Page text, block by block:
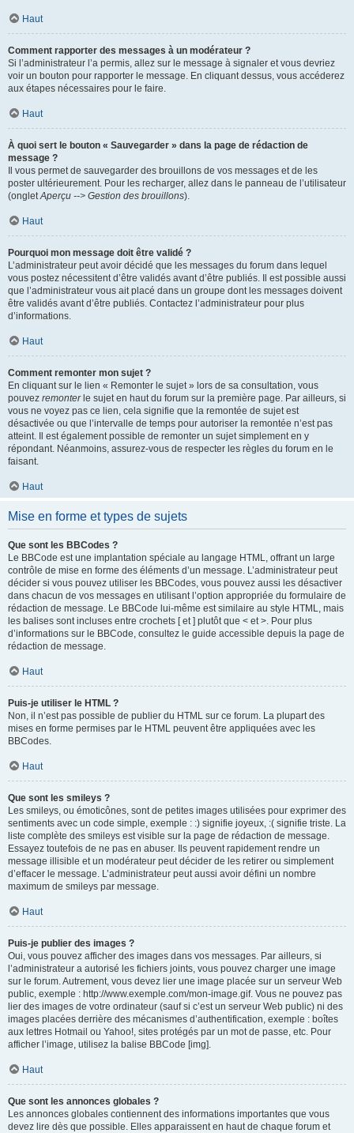
Haut
Comment rapporter des messages à un modérateur ?
Si l’administrateur l’a permis, allez sur le message à signaler et vous devriez
voir un bouton pour rapporter le message. En cliquant dessus, vous accéderez
aux étapes nécessaires pour le faire.
Haut
À quoi sert le bouton « Sauvegarder » dans la page de rédaction de
message ?
Il vous permet de sauvegarder des brouillons de vos messages et de les
poster ultérieurement. Pour les recharger, allez dans le panneau de l’utilisateur
(ongletAperçu --> Gestion des brouillons).
Haut
Pourquoi mon message doit être validé ?
L’administrateur peut avoir décidé que les messages du forum dans lequel
vous postez nécessitent d’être validés avant d’être publiés. Il est possible aussi
que l’administrateur vous ait placé dans un groupe dont les messages doivent
être validés avant d’être publiés. Contactez l’administrateur pour plus
d’informations.
Haut
Comment remonter mon sujet ?
En cliquant sur le lien « Remonter le sujet » lors de sa consultation, vous
pouvez remonterle sujet en haut du forum sur la première page. Par ailleurs, si
vous ne voyez pas ce lien, cela signifie que la remontée de sujet est
désactivée ou que l’intervalle de temps pour autoriser la remontée n’est pas
atteint. Il est également possible de remonter un sujet simplement en y
répondant. Néanmoins, assurez-vous de respecter les règles du forum en le
faisant.
Haut
Mise en forme et types de sujets
Que sont les BBCodes ?
Le BBCode est une implantation spéciale au langage HTML, offrant un large
contrôle de mise en forme des éléments d’un message. L’administrateur peut
décider si vous pouvez utiliser les BBCodes, vous pouvez aussi les désactiver
dans chacun de vos messages en utilisant l’option appropriée du formulaire de
rédaction de message. Le BBCode lui-même est similaire au style HTML, mais
les balises sont incluses entre crochets [ et ] plutôt que < et >. Pour plus
d’informations sur le BBCode, consultez le guide accessible depuis la page de
rédaction de message.
Haut
Puis-je utiliser le HTML ?
Non, il n’est pas possible de publier du HTML sur ce forum. La plupart des
mises en forme permises par le HTML peuvent être appliquées avec les
BBCodes.
Haut
Que sont les smileys ?
Les smileys, ou émoticônes, sont de petites images utilisées pour exprimer des
sentiments avec un code simple, exemple : :) signifie joyeux, :( signifie triste. La
liste complète des smileys est visible sur la page de rédaction de message.
Essayez toutefois de ne pas en abuser. Ils peuvent rapidement rendre un
message illisible et un modérateur peut décider de les retirer ou simplement
d’effacer le message. L’administrateur peut aussi avoir défini un nombre
maximum de smileys par message.
Haut
Puis-je publier des images ?
Oui, vous pouvez afficher des images dans vos messages. Par ailleurs, si
l’administrateur a autorisé les fichiers joints, vous pouvez charger une image
sur le forum. Autrement, vous devez lier une image placée sur un serveur Web
public, exemple : http://www.exemple.com/mon-image.gif. Vous ne pouvez pas
lier des images de votre ordinateur (sauf si c’est un serveur Web public) ni des
images placées derrière des mécanismes d’authentification, exemple : boîtes
aux lettres Hotmail ou Yahoo!, sites protégés par un mot de passe, etc. Pour
afficher l’image, utilisez la balise BBCode [img].
Haut
Que sont les annonces globales ?
Les annonces globales contiennent des informations importantes que vous
devez lire dès que possible. Elles apparaissent en haut de chaque forum et